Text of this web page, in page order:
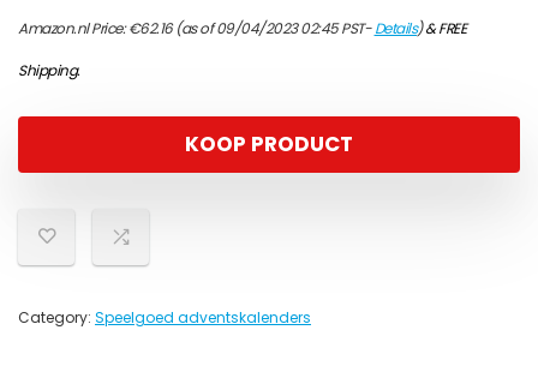
Amazon.nl Price:€62.16(as of 09/04/2023 02:45 PST-Details)&FREE
Shipping.
KOOP PRODUCT
Category: Speelgoed adventskalenders